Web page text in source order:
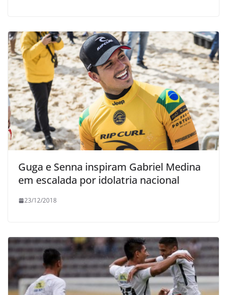
Guga e Senna inspiram Gabriel Medina
em escalada por idolatria nacional
23/12/2018